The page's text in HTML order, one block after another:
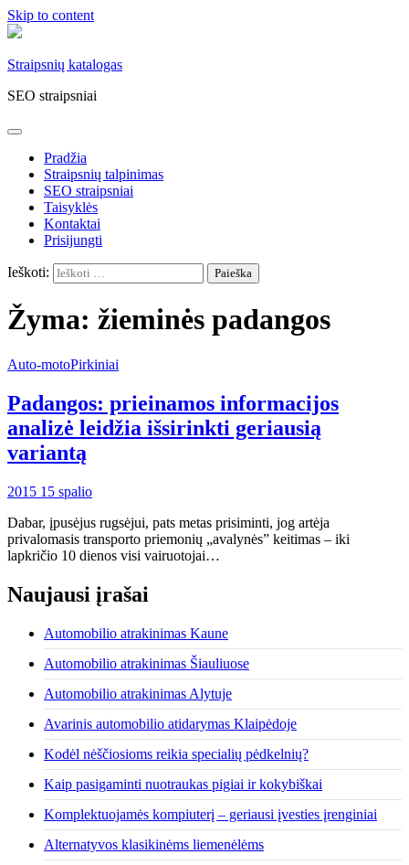
Skip to content
Straipsnių katalogas
SEO straipsniai
Pradžia
Straipsnių talpinimas
SEO straipsniai
Taisyklės
Kontaktai
Prisijungti
Ieškoti:
Žyma: žieminės padangos
Auto-motoPirkiniai
Padangos: prieinamos informacijos
analizė leidžia išsirinkti geriausią
variantą
2015 15 spalio
Dabar, įpusėjus rugsėjui, pats metas prisiminti, jog artėja
privalomasis transporto priemonių „avalynės” keitimas – iki
lapkričio 10 dienos visi vairuotojai…
Naujausi įrašai
Automobilio atrakinimas Kaune
Automobilio atrakinimas Šiauliuose
Automobilio atrakinimas Alytuje
Avarinis automobilio atidarymas Klaipėdoje
Kodėl nėščiosioms reikia specialių pėdkelnių?
Kaip pasigaminti nuotraukas pigiai ir kokybiškai
Komplektuojamės kompiuterį – geriausi įvesties įrenginiai
Alternatyvos klasikinėms liemenėlėms